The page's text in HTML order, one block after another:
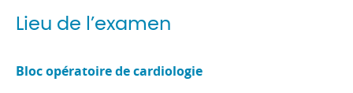
Lieu de l’examen
Bloc opératoire de cardiologie